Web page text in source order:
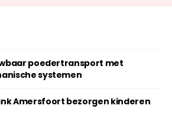
poedertransport met
systemen
Amersfoort bezorgen kinderen